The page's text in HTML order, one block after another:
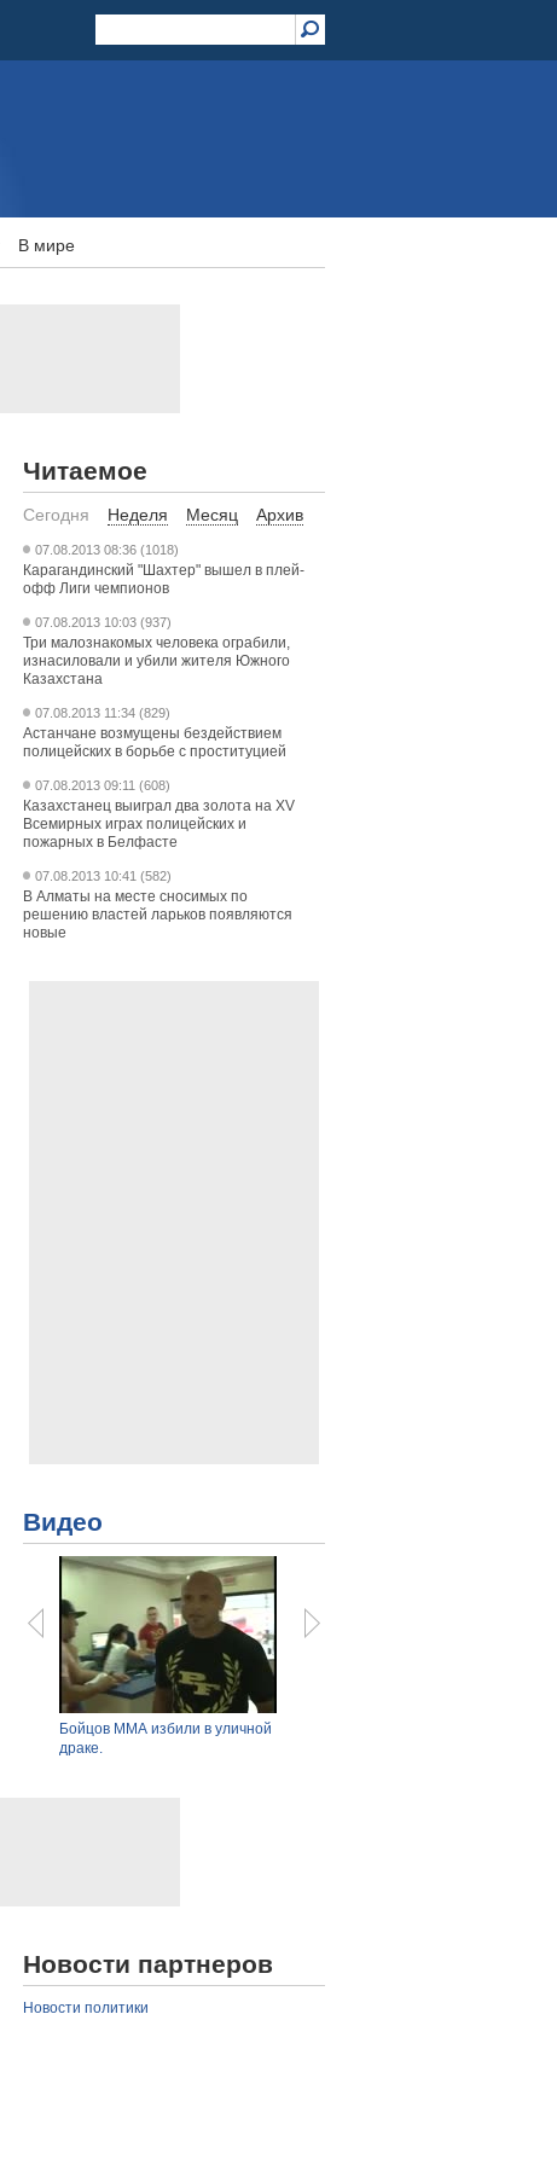
В мире
Читаемое
Сегодня Неделя Месяц Архив
07.08.2013 08:36 (1018)
Карагандинский "Шахтер" вышел в плей-
офф Лиги чемпионов
07.08.2013 10:03 (937)
Три малознакомых человека ограбили,
изнасиловали и убили жителя Южного
Казахстана
07.08.2013 11:34 (829)
Астанчане возмущены бездействием
полицейских в борьбе с проституцией
07.08.2013 09:11 (608)
Казахстанец выиграл два золота на XV
Всемирных играх полицейских и
пожарных в Белфасте
07.08.2013 10:41 (582)
В Алматы на месте сносимых по
решению властей ларьков появляются
новые
Видео
Бойцов ММА избили в уличной
драке.
Новости партнеров
Новости политики